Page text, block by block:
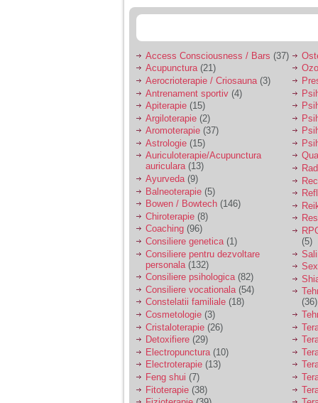
sa se manifeste o
Ma aflu aici pentru ca
vreau sa stiu daca am
nevoie de un psiholog
sau psihiatru.
Sunt casatorita, am
31 de ani si un copil in
varsta de 2 ani care
mi-e lumina ochilor.
De ceva timp simt ca
mi s-a adunat
oboseala, o oboseala
cronica de care nu pot
scapa si simt ca din
cauza ei nu pot
controla nervii si
cateodata are copilul
de suferit.
Am o bariera peste
care nu pot trece:
prietena mea a ramas
insarcinata cu o fata.
Am fost de comun
acord sa facem un
copil, cu gandul ca e
baiat.
Access Consciousness / Bars (37)
Acupunctura(21)
Aerocrioterapie / Criosauna (3)
Antrenament sportiv (4)
Apiterapie (15)
Argiloterapie (2)
Aromoterapie (37)
Astrologie (15)
Auriculoterapie/Acupunctura
auriculara(13)
Ayurveda(9)
Balneoterapie (5)
Bowen / Bowtech (146)
Chiroterapie (8)
Coaching (96)
Consiliere genetica(1)
Consiliere pentru dezvoltare
personala (132)
Consiliere psihologica(82)
Consiliere vocationala (54)
Constelatii familiale (18)
Cosmetologie (3)
Cristaloterapie (26)
Detoxifiere (29)
Electropunctura (10)
Electroterapie (13)
Feng shui (7)
Fitoterapie (38)
(5)
(36)